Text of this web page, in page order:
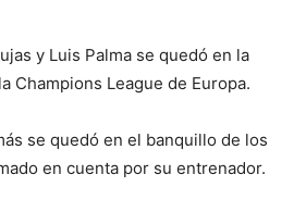
y Luis Palma se quedó en la
Champions League de Europa.
se quedó en el banquillo de los
en cuenta por su entrenador.